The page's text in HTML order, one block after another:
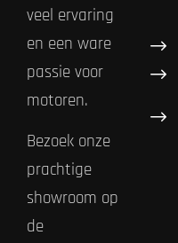
veel ervaring
en een ware
passie voor
motoren.
Bezoek onze
prachtige
showroom op
de